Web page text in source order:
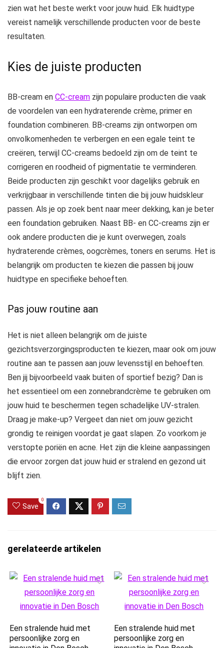
zien wat het beste werkt voor jouw huid. Elk huidtype
vereist namelijk verschillende producten voor de beste
resultaten.
Kies de juiste producten
BB-cream en CC-cream zijn populaire producten die vaak
de voordelen van een hydraterende crème, primer en
foundation combineren. BB-creams zijn ontworpen om
onvolkomenheden te verbergen en een egale teint te
creëren, terwijl CC-creams bedoeld zijn om de teint te
corrigeren en roodheid of pigmentatie te verminderen.
Beide producten zijn geschikt voor dagelijks gebruik en
verkrijgbaar in verschillende tinten die bij jouw huidskleur
passen. Als je op zoek bent naar meer dekking, kan je beter
een foundation gebruiken. Naast BB- en CC-creams zijn er
ook andere producten die je kunt overwegen, zoals
hydraterende crèmes, oogcrèmes, toners en serums. Het is
belangrijk om producten te kiezen die passen bij jouw
huidtype en specifieke behoeften.
Pas jouw routine aan
Het is niet alleen belangrijk om de juiste
gezichtsverzorgingsproducten te kiezen, maar ook om jouw
routine aan te passen aan jouw levensstijl en behoeften.
Ben jij bijvoorbeeld vaak buiten of sportief bezig? Dan is
het essentieel om een zonnebrandcrème te gebruiken om
jouw huid te beschermen tegen schadelijke UV-stralen.
Draag je make-up? Vergeet dan niet om jouw gezicht
grondig te reinigen voordat je gaat slapen. Zo voorkom je
verstopte poriën en acne. Het zijn die kleine aanpassingen
die ervoor zorgen dat jouw huid er stralend en gezond uit
blijft zien.
Save
0
gerelateerde artikelen
Een stralende huid met
persoonlijke zorg en
Een stralende huid met
persoonlijke zorg en